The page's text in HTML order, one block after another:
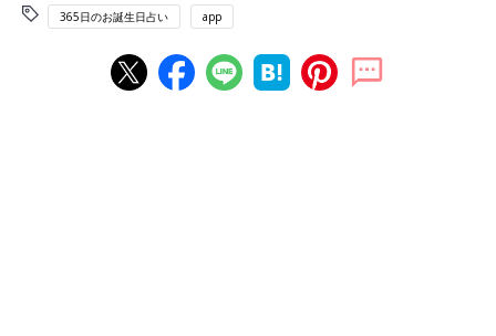
赤ちゃん、ママ・パパのお誕生日を入れて占おう！鏡リュウジ監
修★たまひよ365日のお誕生日占い
365日のお誕生日占い app